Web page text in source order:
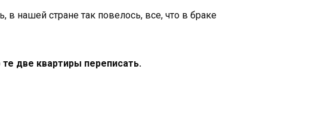
нашей стране так повелось, все, что в браке
те две квартиры переписать.